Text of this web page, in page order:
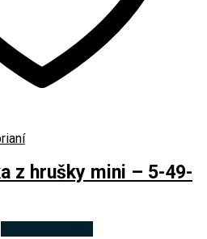
z hrušky mini – 5-49-